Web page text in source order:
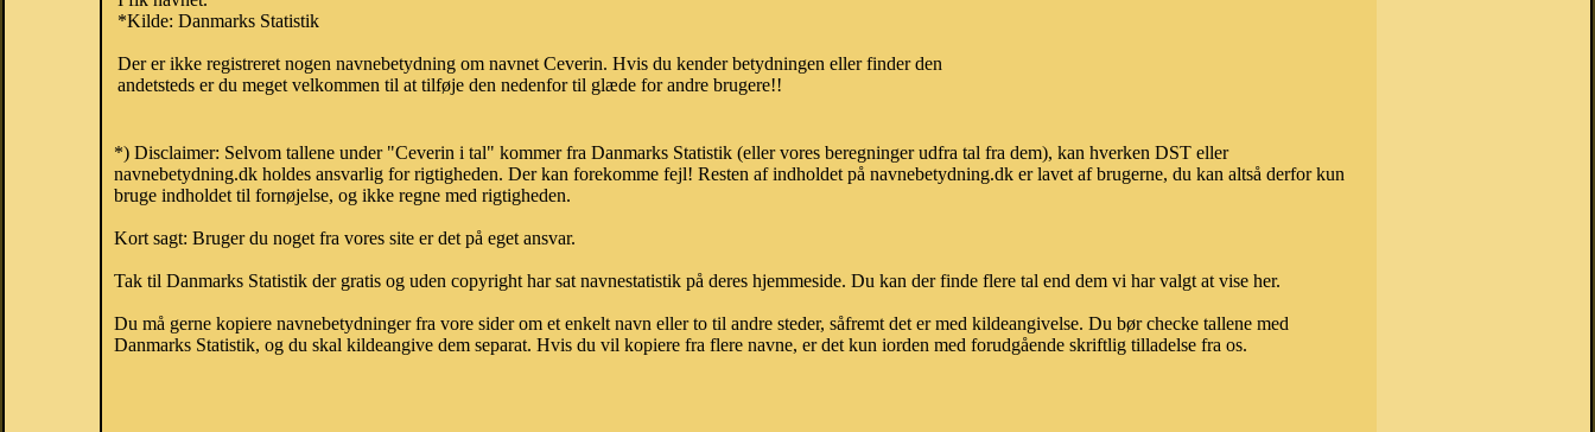
*Kilde: Danmarks Statistik
Der er ikke registreret nogen navnebetydning om navnet Ceverin. Hvis du kender betydningen eller finder den
andetsteds er du meget velkommen til at tilføje den nedenfor til glæde for andre brugere!!
*) Disclaimer: Selvom tallene under "Ceverin i tal" kommer fra Danmarks Statistik (eller vores beregninger udfra tal fra dem), kan hverken DST eller
navnebetydning.dk holdes ansvarlig for rigtigheden. Der kan forekomme fejl! Resten af indholdet på navnebetydning.dk er lavet af brugerne, du kan altså derfor kun
bruge indholdet til fornøjelse, og ikke regne med rigtigheden.
Kort sagt: Bruger du noget fra vores site er det på eget ansvar.
Tak til Danmarks Statistik der gratis og uden copyright har sat navnestatistik på deres hjemmeside. Du kan der finde flere tal end dem vi har valgt at vise her.
Du må gerne kopiere navnebetydninger fra vore sider om et enkelt navn eller to til andre steder, såfremt det er med kildeangivelse. Du bør checke tallene med
Danmarks Statistik, og du skal kildeangive dem separat. Hvis du vil kopiere fra flere navne, er det kun iorden med forudgående skriftlig tilladelse fra os.